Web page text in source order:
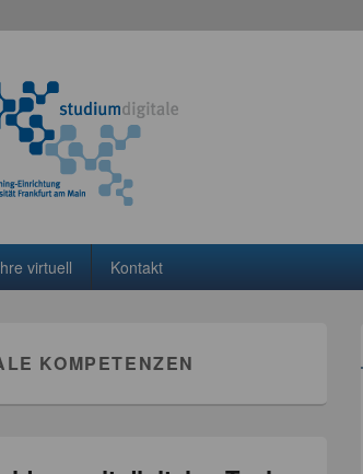
virtuell Kontakt
KOMPETENZEN